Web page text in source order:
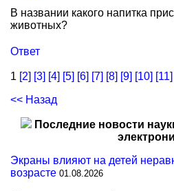
В названии какого напитка
животных?
Ответ
1 [2] [3] [4] [5] [6] [7] [8] [9] [10] [11]
<< Назад
Последние новости
Экраны влияют на детей
возрасте 01.08.2026